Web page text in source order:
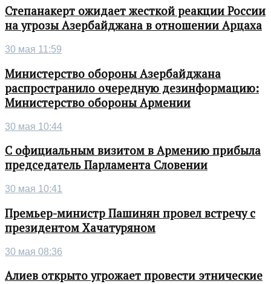
Степанакерт ожидает жесткой реакции России
на угрозы Азербайджана в отношении Арцаха
30 мая 11:59
Министерство обороны Азербайджана
распространило очередную дезинформацию:
Министерство обороны Армении
30 мая 10:44
С официальным визитом в Армению прибыла
председатель Парламента Словении
30 мая 10:41
Премьер-министр Пашинян провел встречу с
президентом Хачатуряном
30 мая 08:36
Алиев открыто угрожает провести этнические